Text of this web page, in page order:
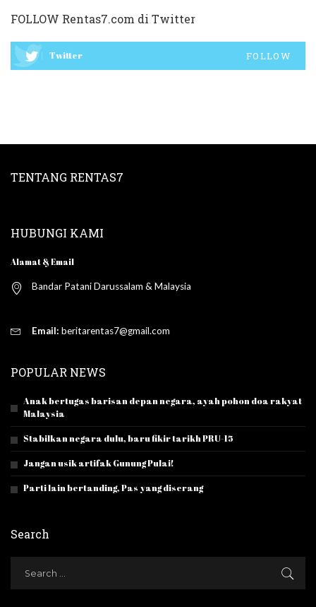
FOLLOW Rentas7.com di Twitter
Twitter FOLLOW
TENTANG RENTAS7
HUBUNGI KAMI
Alamat & Email
Bandar Patani Darussalam & Malaysia
Email: beritarentas7@gmail.com
POPULAR NEWS
Anak bertugas barisan depan negara, ayah pohon doa rakyat
Malaysia
Stabilkan negara dulu, baru fikir tarikh PRU-15
Jangan usik artifak Gunung Pulai!
Parti lain bertanding, Pas yang diserang
Search